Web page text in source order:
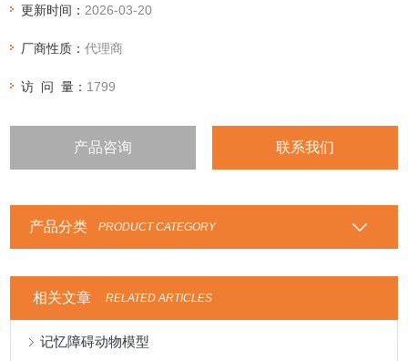
更新时间： 2026-03-20
厂商性质：代理商
访 问 量： 1799
产品咨询 联系我们
产品分类 PRODUCT CATEGORY
相关文章 RELATED ARTICLES
记忆障碍动物模型